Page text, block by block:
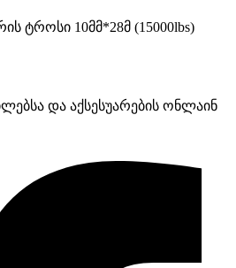
ტროსი 10მმ*28მ (15000lbs)
და აქსესუარების ონლაინ